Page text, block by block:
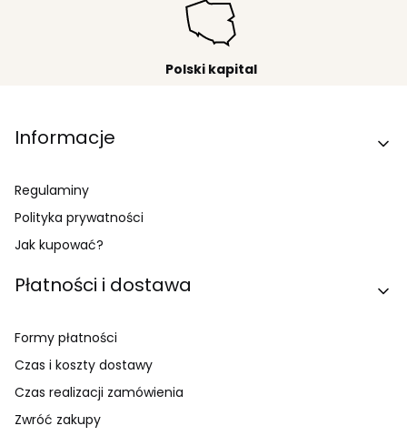
Polski kapital
Linki w stopce
Informacje
Regulaminy
Polityka prywatności
Jak kupować?
Płatności i dostawa
Formy płatności
Czas i koszty dostawy
Czas realizacji zamówienia
Zwróć zakupy